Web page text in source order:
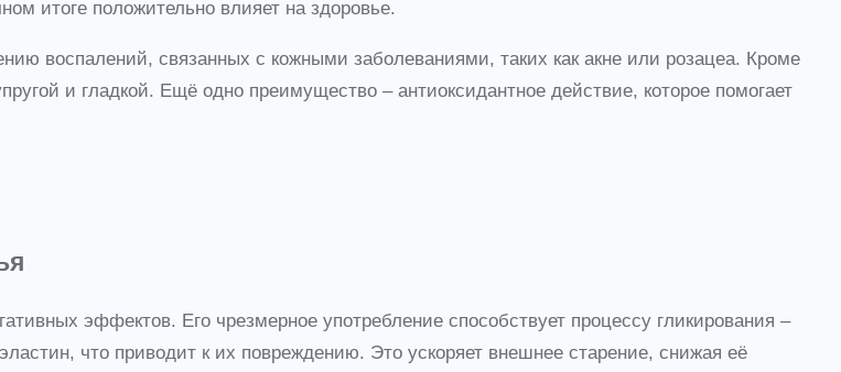
итоге положительно влияет на здоровье.
воспалений, связанных с кожными заболеваниями, таких как акне или розацеа. Кроме
и гладкой. Ещё одно преимущество – антиоксидантное действие, которое помогает
эффектов. Его чрезмерное употребление способствует процессу гликирования –
что приводит к их повреждению. Это ускоряет внешнее старение, снижая её